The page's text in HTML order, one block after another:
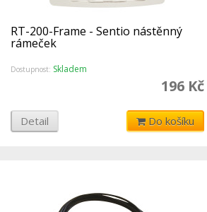
RT-200-Frame - Sentio nástěnný
rámeček
Dostupnost: Skladem
196 Kč
Detail Do košíku